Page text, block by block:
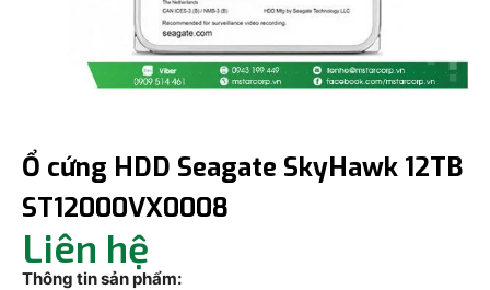
Ổ cứng HDD Seagate SkyHawk 12TB
ST12000VX0008
Liên hệ
Thông tin sản phẩm: